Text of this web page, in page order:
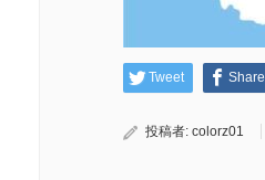
Tweet Share
投稿者: colorz01